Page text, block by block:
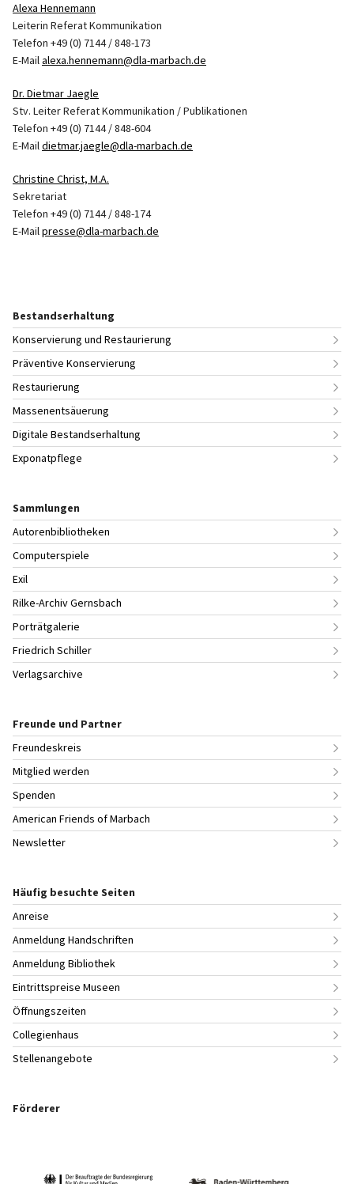
Alexa Hennemann
Leiterin Referat Kommunikation
Telefon +49 (0) 7144 / 848-173
E-Mailalexa.hennemann@dla-marbach.de
Dr. Dietmar Jaegle
Stv. Leiter Referat Kommunikation / Publikationen
Telefon +49 (0) 7144 / 848-604
E-Maildietmar.jaegle@dla-marbach.de
Christine Christ, M.A.
Sekretariat
Telefon +49 (0) 7144 / 848-174
E-Mailpresse@dla-marbach.de
Bestandserhaltung
Konservierung und Restaurierung
Präventive Konservierung
Restaurierung
Massenentsäuerung
Digitale Bestandserhaltung
Exponatpflege
Sammlungen
Autorenbibliotheken
Computerspiele
Exil
Rilke-Archiv Gernsbach
Porträtgalerie
Friedrich Schiller
Verlagsarchive
Freunde und Partner
Freundeskreis
Mitglied werden
Spenden
American Friends of Marbach
Newsletter
Häufig besuchte Seiten
Anreise
Anmeldung Handschriften
Anmeldung Bibliothek
Eintrittspreise Museen
Öffnungszeiten
Collegienhaus
Stellenangebote
Förderer